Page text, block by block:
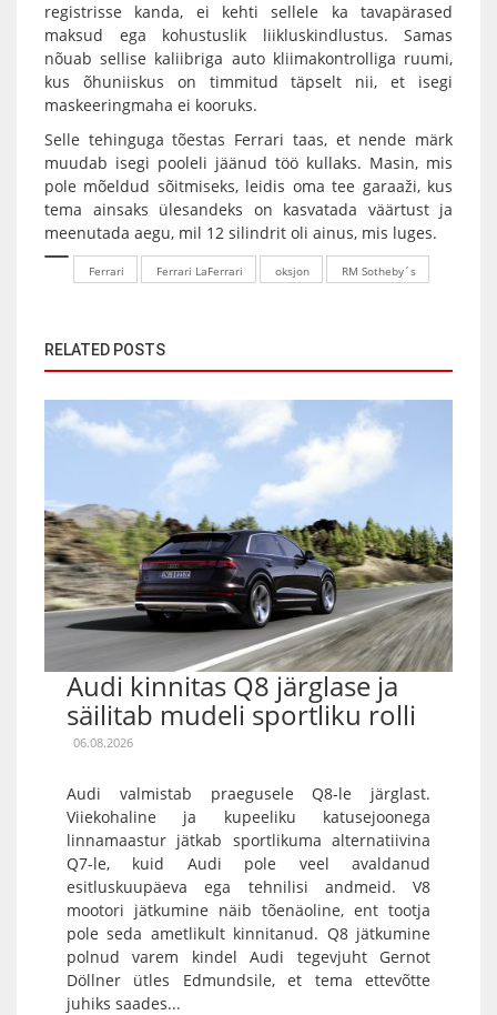
registrisse kanda, ei kehti sellele ka tavapärased
maksud ega kohustuslik liikluskindlustus. Samas
nõuab sellise kaliibriga auto kliimakontrolliga ruumi,
kus õhuniiskus on timmitud täpselt nii, et isegi
maskeeringmaha ei kooruks.
Selle tehinguga tõestas Ferrari taas, et nende märk
muudab isegi pooleli jäänud töö kullaks. Masin, mis
pole mõeldud sõitmiseks, leidis oma tee garaaži, kus
tema ainsaks ülesandeks on kasvatada väärtust ja
meenutada aegu, mil 12 silindrit oli ainus, mis luges.
Ferrari Ferrari LaFerrari oksjon RM Sotheby´s
RELATED POSTS
Audi kinnitas Q8 järglase ja
säilitab mudeli sportliku rolli
06.08.2026
Audi valmistab praegusele Q8-le järglast.
Viiekohaline ja kupeeliku katusejoonega
linnamaastur jätkab sportlikuma alternatiivina
Q7-le, kuid Audi pole veel avaldanud
esitluskuupäeva ega tehnilisi andmeid. V8
mootori jätkumine näib tõenäoline, ent tootja
pole seda ametlikult kinnitanud. Q8 jätkumine
polnud varem kindel Audi tegevjuht Gernot
Döllner ütles Edmundsile, et tema ettevõtte
juhiks saades...